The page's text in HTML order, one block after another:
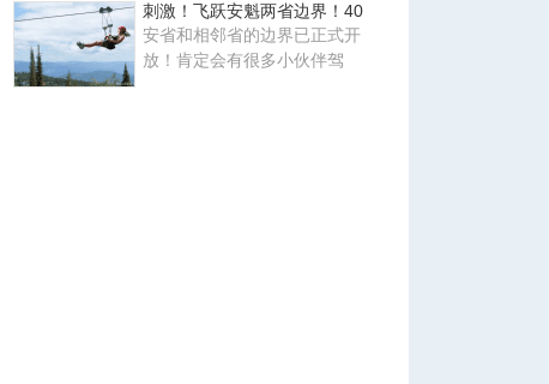
刺激！飞跃安魁两省边界！40
安省和相邻省的边界已正式开
放！肯定会有很多小伙伴驾